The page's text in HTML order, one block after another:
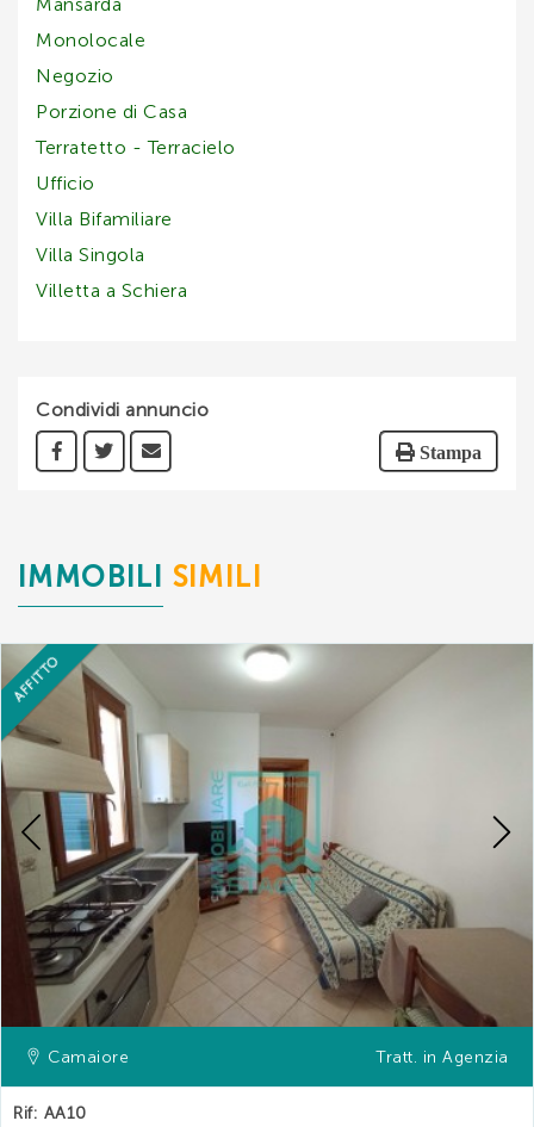
Mansarda
Monolocale
Negozio
Porzione di Casa
Terratetto - Terracielo
Ufficio
Villa Bifamiliare
Villa Singola
Villetta a Schiera
Condividi annuncio
Stampa
IMMOBILI SIMILI
AFFITTO
Previous
Camaiore Tratt. in Agenzia
Rif: AA10